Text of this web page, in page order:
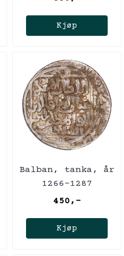
Kjøp
Balban, tanka, år
1266-1287
450,-
Kjøp